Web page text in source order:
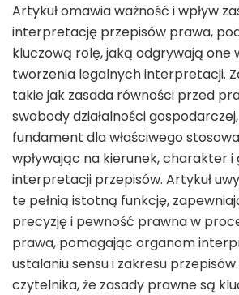
Artykuł omawia ważność i wpływ
interpretację przepisów prawa,
kluczową rolę, jaką odgrywają one
tworzenia legalnych interpretacji.
takie jak zasada równości przed
swobody działalności
fundament dla właściwego
wpływając na kierunek, charakter i
interpretacji przepisów. Artykuł
te pełnią istotną funkcję,
precyzję i pewność prawna w
prawa, pomagając organom
ustalaniu sensu i zakresu
czytelnika, że zasady prawne są